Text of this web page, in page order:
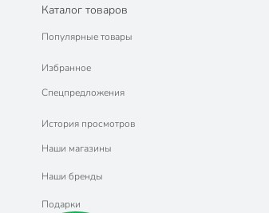
Каталог товаров
Популярные товары
Избранное
Спецпредложения
История просмотров
Наши магазины
Наши бренды
Подарки